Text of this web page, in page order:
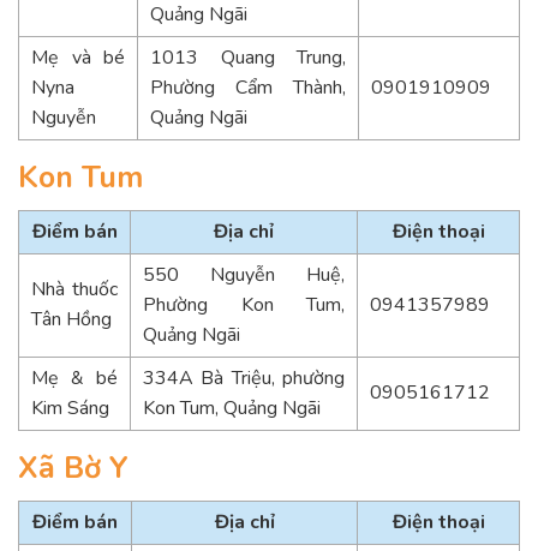
Quảng Ngãi
Mẹ và bé
Nyna
Nguyễn
1013 Quang Trung,
Phường Cẩm Thành,
Quảng Ngãi
0901910909
Kon Tum
Điểm bán Địa chỉ Điện thoại
Nhà thuốc
Tân Hồng
550 Nguyễn Huệ,
Phường Kon Tum,
Quảng Ngãi
0941357989
Mẹ & bé
Kim Sáng
334A Bà Triệu, phường
Kon Tum, Quảng Ngãi
0905161712
Xã Bờ Y
Điểm bán Địa chỉ
Điện thoại